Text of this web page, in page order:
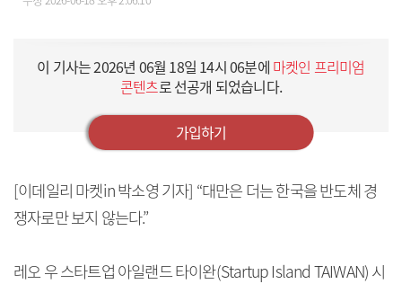
이 기사는2026년 06월 18일 14시 06분에 마켓인 프리미엄
콘텐츠로 선공개 되었습니다.
가입하기
[이데일리 마켓in 박소영 기자] “대만은 더는 한국을 반도체 경
쟁자로만 보지 않는다.”
레오 우 스타트업 아일랜드 타이완(Startup Island TAIWAN) 시